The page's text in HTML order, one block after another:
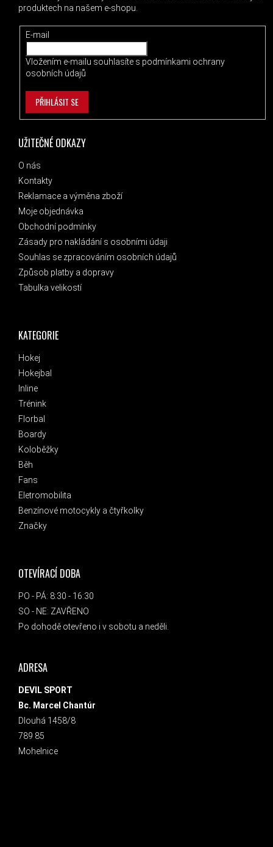
KATEGORIE
Hokej
Hokejbal
Inline
Trénink
Florbal
Boardy
Koloběžky
Běh
Fans
Eletromobilita
Benzínové motocykly a čtyřkolky
Značky
UŽITEČNÉ ODKAZY
O nás
Kontakty
Reklamace a výměna zboží
Moje objednávka
Obchodní podmínky
Zásady pro nakládání s osobními údaji
Souhlas se zpracováním osobních údajů
Způsob platby a dopravy
Tabulka velikostí
OTEVÍRACÍ DOBA
PO - PÁ: 8:30 - 16:30
SO - NE: ZAVŘENO
Po dohodě otevřeno i v sobotu a neděli.
ADRESA
DEVIL SPORT
Bc. Marcel Chantúr
Dlouhá 1458/8
789 85
Mohelnice
produktech na našem e-shopu.
E-mail
Vložením e-mailu souhlasíte s podmínkami ochrany
osobních údajů
PŘIHLÁSIT SE